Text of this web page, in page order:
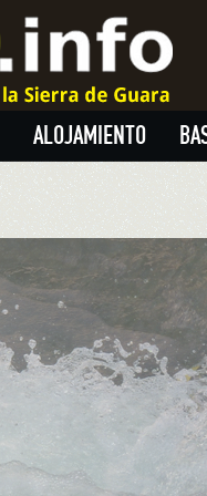
ALOJAMIENTO